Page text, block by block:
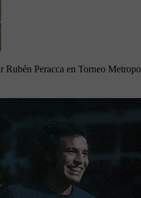
Rubén Peracca en Torneo